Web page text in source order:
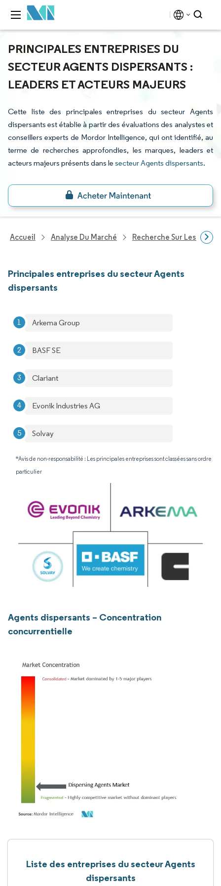
PRINCIPALES ENTREPRISES DU
SECTEUR AGENTS DISPERSANTS :
LEADERS ET ACTEURS MAJEURS
Cette liste des principales entreprises du secteur Agents
dispersants est établie à partir des évaluations des analystes et
conseillers experts de Mordor Intelligence, qui ont identifié, au
terme de recherches approfondies, les marques, leaders et
acteurs majeurs présents dans le secteur Agents dispersants.
Accueil Analyse Du Marché Recherche Sur Les
Principales entreprises du secteur Agents
dispersants
Arkema Group
BASF SE
Clariant
Evonik Industries AG
Solvay
*Avis de non-responsabilité : Les principales entreprises sont classées sans ordre
particulier
Agents dispersants – Concentration
concurrentielle
Liste des entreprises du secteur Agents
dispersants